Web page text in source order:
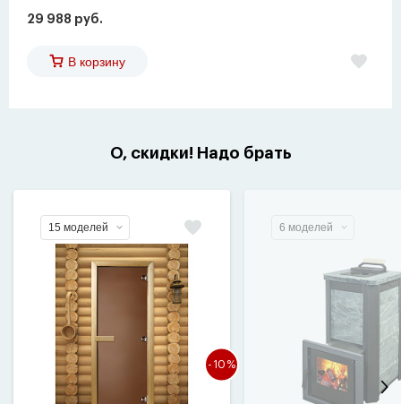
29 988 руб.
В корзину
О, скидки! Надо брать
15 моделей
-10%
6 моделей